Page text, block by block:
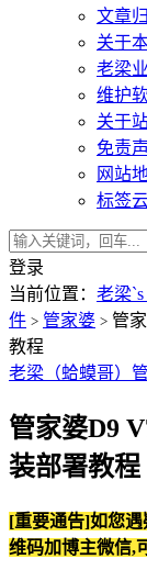
文章
关于
老梁
维护
关于
免责
网站
标签
登录
当前位置： 老梁
件 > 管家婆 > 管
教程
老梁（蛤蟆哥）
管家婆D9
装部署教程
[重要通告]如您
维码加博主微信,